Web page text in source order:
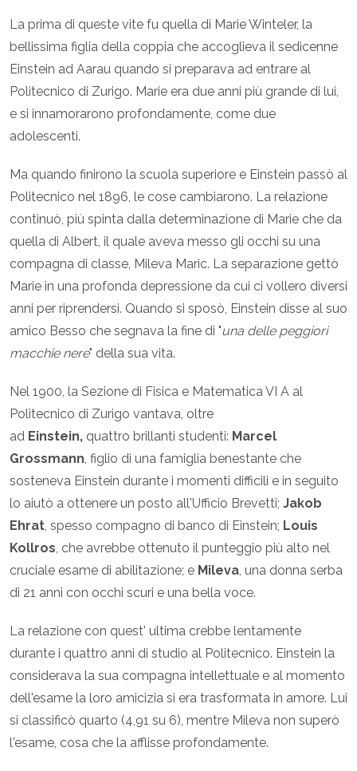
La prima di queste vite fu quella di Marie Winteler, la
bellissima figlia della coppia che accoglieva il sedicenne
Einstein ad Aarau quando si preparava ad entrare al
Politecnico di Zurigo. Marie era due anni più grande di lui,
e si innamorarono profondamente, come due
adolescenti.
Ma quando finirono la scuola superiore e Einstein passò al
Politecnico nel 1896, le cose cambiarono. La relazione
continuò, più spinta dalla determinazione di Marie che da
quella di Albert, il quale aveva messo gli occhi su una
compagna di classe, Mileva Maric. La separazione gettò
Marie in una profonda depressione da cui ci vollero diversi
anni per riprendersi. Quando si sposò, Einstein disse al suo
amico Besso che segnava la fine di "una delle peggiori
macchie nere" della sua vita.
Nel 1900, la Sezione di Fisica e Matematica VI A al
Politecnico di Zurigo vantava, oltre
ad Einstein, quattro brillanti studenti: Marcel
Grossmann, figlio di una famiglia benestante che
sosteneva Einstein durante i momenti difficili e in seguito
lo aiutò a ottenere un posto all'Ufficio Brevetti; Jakob
Ehrat, spesso compagno di banco di Einstein; Louis
Kollros, che avrebbe ottenuto il punteggio più alto nel
cruciale esame di abilitazione; e Mileva, una donna serba
di 21 anni con occhi scuri e una bella voce.
La relazione con quest' ultima crebbe lentamente
durante i quattro anni di studio al Politecnico. Einstein la
considerava la sua compagna intellettuale e al momento
dell'esame la loro amicizia si era trasformata in amore. Lui
si classificò quarto (4,91 su 6), mentre Mileva non superò
l'esame, cosa che la afflisse profondamente.